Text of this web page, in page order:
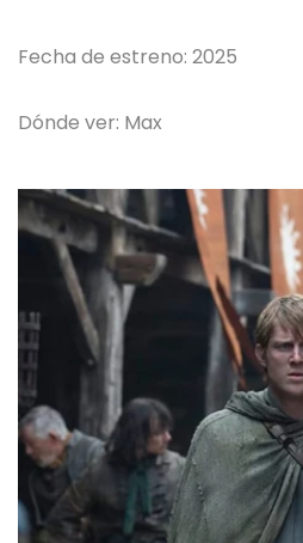
Fecha de estreno: 2025
Dónde ver: Max